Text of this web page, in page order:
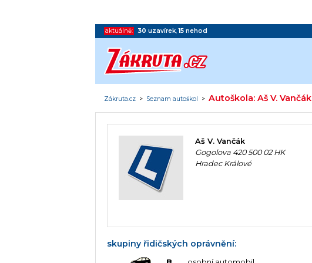
aktuálně: 30 uzavírek,15 nehod
Zákruta.cz > Seznam autoškol >Autoškola: Aš V. Vančák
Aš V. Vančák
Gogolova 420 500 02 HK
Hradec Králové
skupiny řidičských oprávnění: